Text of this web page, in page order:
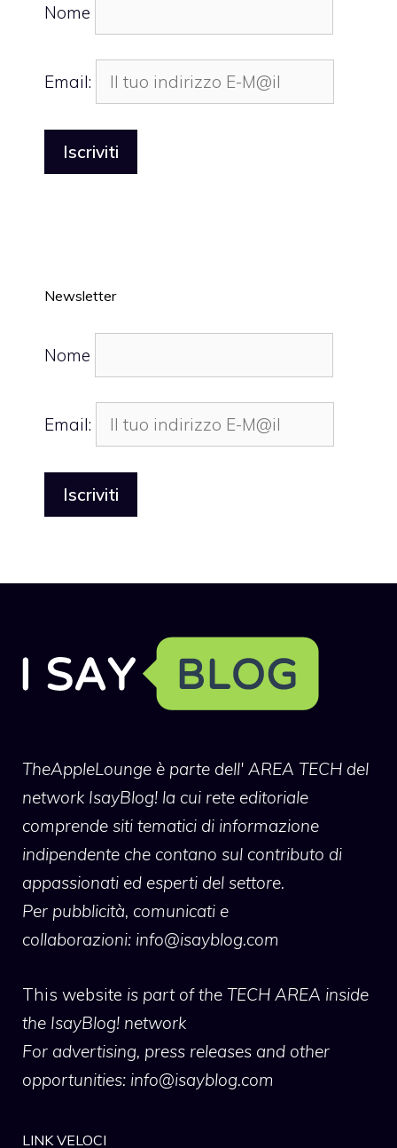
Nome
Email:
Newsletter
Nome
Email:
TheAppleLounge è parte dell' AREA TECH del
network IsayBlog! la cui rete editoriale
comprende siti tematici di informazione
indipendente che contano sul contributo di
appassionati ed esperti del settore.
Per pubblicità, comunicati e
collaborazioni: info@isayblog.com
This website is part of the TECH AREA inside
the IsayBlog! network
For advertising, press releases and other
opportunities: info@isayblog.com
LINK VELOCI